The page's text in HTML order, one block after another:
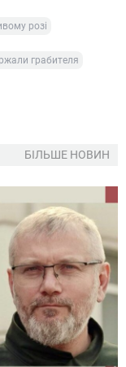
розі
грабителя
БІЛЬШЕ НОВИН